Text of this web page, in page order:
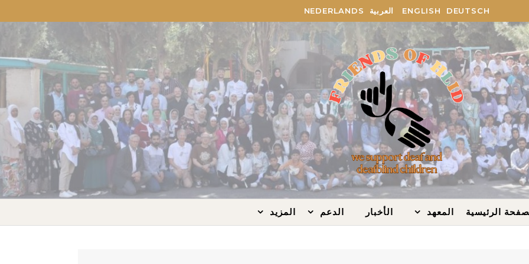
DEUTSCH
ENGLISH العربية NEDERLANDS
الرئيسية المعهد الأخبار الدعم المزيد